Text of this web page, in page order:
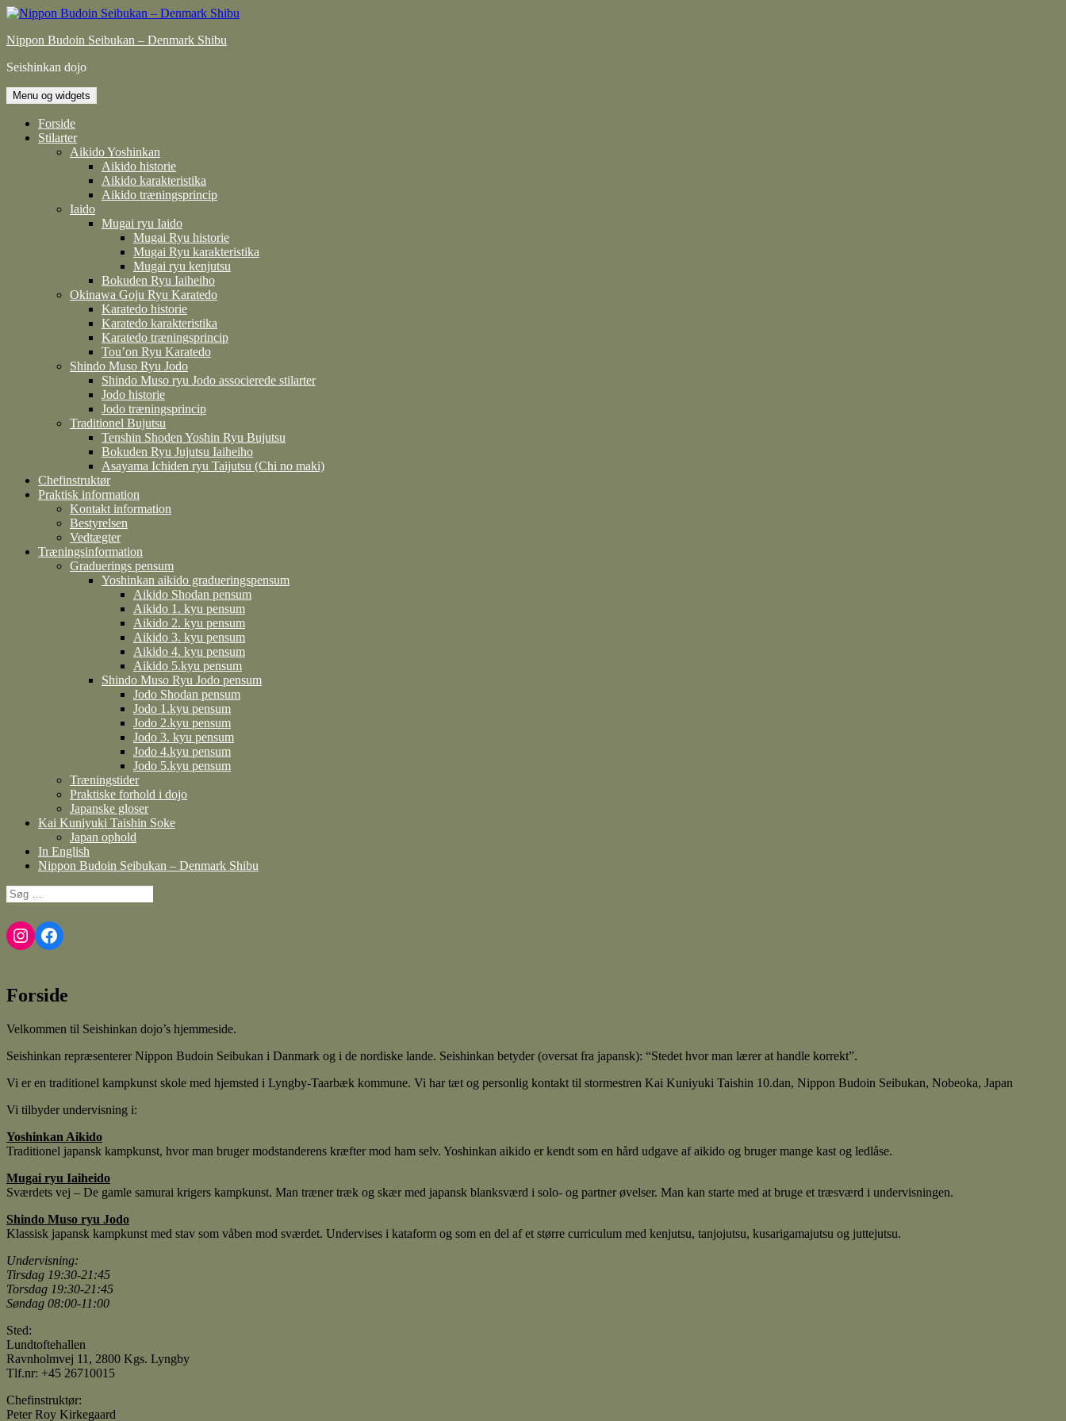
Hop
indhold
Nippon Budoin Seibukan – Denmark Shibu
Seishinkan dojo
Menu og widgets
Forside
Stilarter
Aikido Yoshinkan
Aikido historie
Aikido karakteristika
Aikido træningsprincip
Iaido
Mugai ryu Iaido
Mugai Ryu historie
Mugai Ryu karakteristika
Mugai ryu kenjutsu
Bokuden Ryu Iaiheiho
Okinawa Goju Ryu Karatedo
Karatedo historie
Karatedo karakteristika
Karatedo træningsprincip
Tou’on Ryu Karatedo
Shindo Muso Ryu Jodo
Shindo Muso ryu Jodo associerede stilarter
Jodo historie
Jodo træningsprincip
Traditionel Bujutsu
Tenshin Shoden Yoshin Ryu Bujutsu
Bokuden Ryu Jujutsu Iaiheiho
Asayama Ichiden ryu Taijutsu (Chi no maki)
Chefinstruktør
Praktisk information
Kontakt information
Bestyrelsen
Vedtægter
Træningsinformation
Graduerings pensum
Yoshinkan aikido gradueringspensum
Aikido Shodan pensum
Aikido 1. kyu pensum
Aikido 2. kyu pensum
Aikido 3. kyu pensum
Aikido 4. kyu pensum
Aikido 5.kyu pensum
Shindo Muso Ryu Jodo pensum
Jodo Shodan pensum
Jodo 1.kyu pensum
Jodo 2.kyu pensum
Jodo 3. kyu pensum
Jodo 4.kyu pensum
Jodo 5.kyu pensum
Træningstider
Praktiske forhold i dojo
Japanske gloser
Kai Kuniyuki Taishin Soke
Japan ophold
In English
Nippon Budoin Seibukan – Denmark Shibu
Søg
efter:
Instagram Facebook
Forside
Velkommen til Seishinkan dojo’s hjemmeside.
Seishinkan repræsenterer Nippon Budoin Seibukan i Danmark og i de nordiske lande. Seishinkan betyder (oversat fra japansk): “Stedet hvor man lærer at handle korrekt”.
Vi er en traditionel kampkunst skole med hjemsted i Lyngby-Taarbæk kommune. Vi har tæt og personlig kontakt til stormestren Kai Kuniyuki Taishin 10.dan, Nippon Budoin Seibukan, Nobeoka, Japan
Vi tilbyder undervisning i:
Yoshinkan Aikido
Traditionel japansk kampkunst, hvor man bruger modstanderens kræfter mod ham selv. Yoshinkan aikido er kendt som en hård udgave af aikido og bruger mange kast og ledlåse.
Mugai ryu Iaiheido
Sværdets vej – De gamle samurai krigers kampkunst. Man træner træk og skær med japansk blanksværd i solo- og partner øvelser. Man kan starte med at bruge et træsværd i undervisningen.
Shindo Muso ryu Jodo
Klassisk japansk kampkunst med stav som våben mod sværdet. Undervises i kataform og som en del af et større curriculum med kenjutsu, tanjojutsu, kusarigamajutsu og juttejutsu.
Undervisning:
Tirsdag 19:30-21:45
Torsdag 19:30-21:45
Søndag 08:00-11:00
Sted:
Lundtoftehallen
Ravnholmvej 11, 2800 Kgs. Lyngby
Tlf.nr: +45 26710015
Chefinstruktør:
Peter Roy Kirkegaard